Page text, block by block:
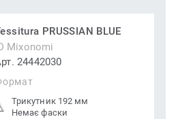
PRUSSIAN BLUE
Mixonomi
24442030
Трикутник 192 мм
Немає фаски